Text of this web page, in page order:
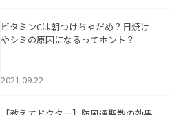
ビタミンCは朝つけちゃだめ？日焼け
やシミの原因になるってホント？
2021.09.22